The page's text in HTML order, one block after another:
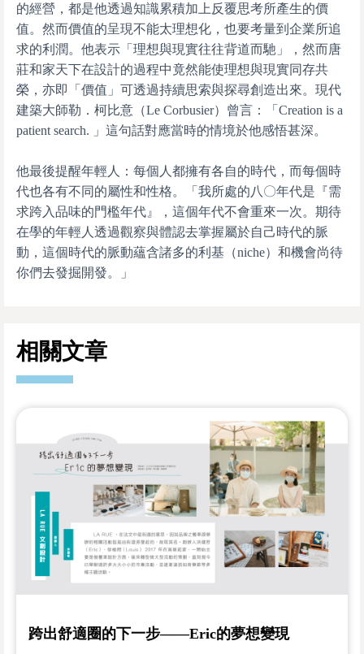
的經營，都是他透過知識累積加上反覆思考所產生的價
值。然而價值的呈現不能太理想化，也要考量到企業所追
求的利潤。他表示「理想與現實往往背道而馳」，然而唐
莊和家天下在設計的過程中竟然能使理想與現實同存共
榮，亦即「價值」可透過持續思索與探尋創造出來。現代
建築大師勒．柯比意（Le Corbusier）曾言：「Creation is a
patient search. 」這句話對應當時的情境於他感悟甚深。
他最後提醒年輕人：每個人都擁有各自的時代，而每個時
代也各有不同的屬性和性格。「我所處的八〇年代是『需
求跨入品味的門檻年代』，這個年代不會重來一次。期待
在學的年輕人透過觀察與體認去掌握屬於自己時代的脈
動，這個時代的脈動蘊含諸多的利基（niche）和機會尚待
你們去發掘開發。」
相關文章
跨出舒適圈的下一步——Eric的夢想變現